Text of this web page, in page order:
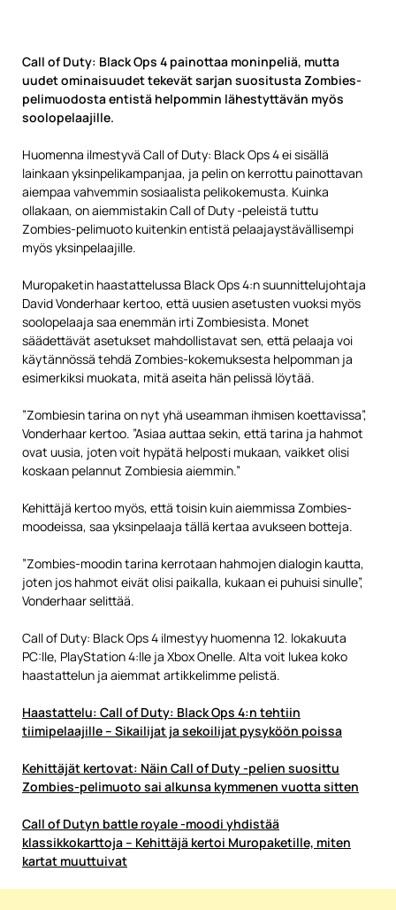
Call of Duty: Black Ops 4 painottaa moninpeliä, mutta
uudet ominaisuudet tekevät sarjan suositusta Zombies-
pelimuodosta entistä helpommin lähestyttävän myös
soolopelaajille.
Huomenna ilmestyvä Call of Duty: Black Ops 4 ei sisällä
lainkaan yksinpelikampanjaa, ja pelin on kerrottu painottavan
aiempaa vahvemmin sosiaalista pelikokemusta. Kuinka
ollakaan, on aiemmistakin Call of Duty -peleistä tuttu
Zombies-pelimuoto kuitenkin entistä pelaajaystävällisempi
myös yksinpelaajille.
Muropaketin haastattelussa Black Ops 4:n suunnittelujohtaja
David Vonderhaar kertoo, että uusien asetusten vuoksi myös
soolopelaaja saa enemmän irti Zombiesista. Monet
säädettävät asetukset mahdollistavat sen, että pelaaja voi
käytännössä tehdä Zombies-kokemuksesta helpomman ja
esimerkiksi muokata, mitä aseita hän pelissä löytää.
”Zombiesin tarina on nyt yhä useamman ihmisen koettavissa”,
Vonderhaar kertoo. ”Asiaa auttaa sekin, että tarina ja hahmot
ovat uusia, joten voit hypätä helposti mukaan, vaikket olisi
koskaan pelannut Zombiesia aiemmin.”
Kehittäjä kertoo myös, että toisin kuin aiemmissa Zombies-
moodeissa, saa yksinpelaaja tällä kertaa avukseen botteja.
”Zombies-moodin tarina kerrotaan hahmojen dialogin kautta,
joten jos hahmot eivät olisi paikalla, kukaan ei puhuisi sinulle”,
Vonderhaar selittää.
Call of Duty: Black Ops 4 ilmestyy huomenna 12. lokakuuta
PC:lle, PlayStation 4:lle ja Xbox Onelle. Alta voit lukea koko
haastattelun ja aiemmat artikkelimme pelistä.
Haastattelu: Call of Duty: Black Ops 4:n tehtiin
tiimipelaajille – Sikailijat ja sekoilijat pysyköön poissa
Kehittäjät kertovat: Näin Call of Duty -pelien suosittu
Zombies-pelimuoto sai alkunsa kymmenen vuotta sitten
Call of Dutyn battle royale -moodi yhdistää
klassikkokarttoja – Kehittäjä kertoi Muropaketille, miten
kartat muuttuivat